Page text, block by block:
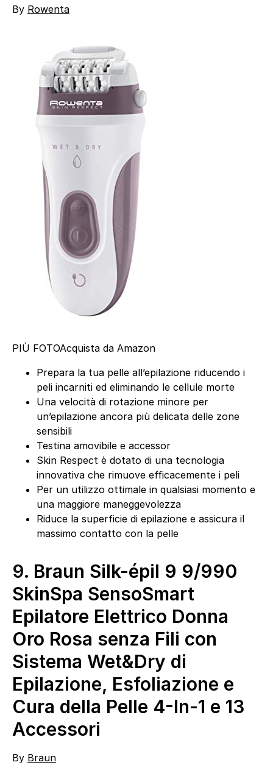
By Rowenta
PIÙ FOTOAcquista da Amazon
Prepara la tua pelle all’epilazione riducendo i
peli incarniti ed eliminando le cellule morte
Una velocità di rotazione minore per
un’epilazione ancora più delicata delle zone
sensibili
Testina amovibile e accessor
Skin Respect è dotato di una tecnologia
innovativa che rimuove efficacemente i peli
Per un utilizzo ottimale in qualsiasi momento e
una maggiore maneggevolezza
Riduce la superficie di epilazione e assicura il
massimo contatto con la pelle
9. Braun Silk-épil 9 9/990
SkinSpa SensoSmart
Epilatore Elettrico Donna
Oro Rosa senza Fili con
Sistema Wet&Dry di
Epilazione, Esfoliazione e
Cura della Pelle 4-In-1 e 13
Accessori
By Braun